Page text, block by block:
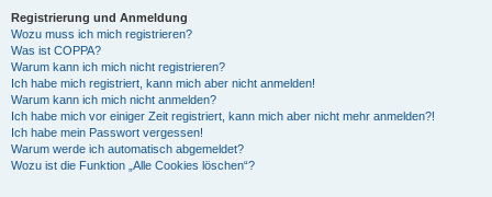
Registrierung und Anmeldung
Wozu muss ich mich registrieren?
Was ist COPPA?
Warum kann ich mich nicht registrieren?
Ich habe mich registriert, kann mich aber nicht anmelden!
Warum kann ich mich nicht anmelden?
Ich habe mich vor einiger Zeit registriert, kann mich aber nicht mehr anmelden?!
Ich habe mein Passwort vergessen!
Warum werde ich automatisch abgemeldet?
Wozu ist die Funktion „Alle Cookies löschen“?